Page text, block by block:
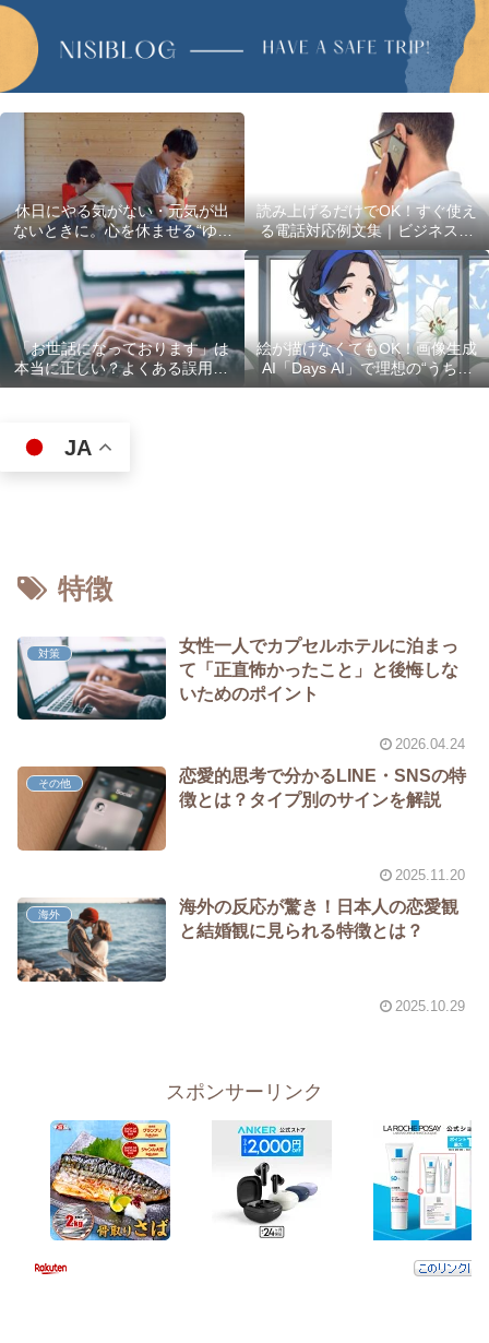
休日にやる気がない・元気が出
ないときに。心を休ませる“ゆる
い過ごし方”5選
読み上げるだけでOK！すぐ使え
る電話対応例文集｜ビジネスで
使える最初の言葉・最後の言葉
も完全網羅
「お世話になっております」は
本当に正しい？よくある誤用10
選
絵が描けなくてもOK！画像生成
AI「Days AI」で理想の“うちの
子”キャラクターを作ってみた体
JA
特徴
対策
女性一人でカプセルホテルに泊まっ
て「正直怖かったこと」と後悔しな
いためのポイント
2026.04.24
その他
恋愛的思考で分かるLINE・SNSの特
徴とは？タイプ別のサインを解説
2025.11.20
海外
海外の反応が驚き！日本人の恋愛観
と結婚観に見られる特徴とは？
2025.10.29
スポンサーリンク